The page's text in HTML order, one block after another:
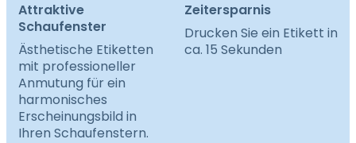
Attraktive
Schaufenster
Ästhetische Etiketten
mit professioneller
Anmutung für ein
harmonisches
Erscheinungsbild in
Ihren Schaufenstern.
Zeitersparnis
Drucken Sie ein Etikett in
ca. 15 Sekunden